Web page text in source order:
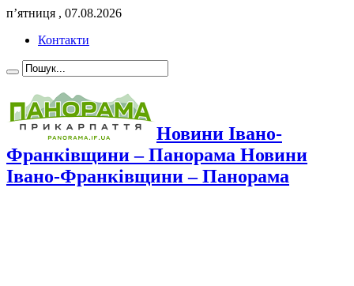
п’ятниця , 07.08.2026
Контакти
Новини Івано-
Франківщини – Панорама Новини
Івано-Франківщини – Панорама